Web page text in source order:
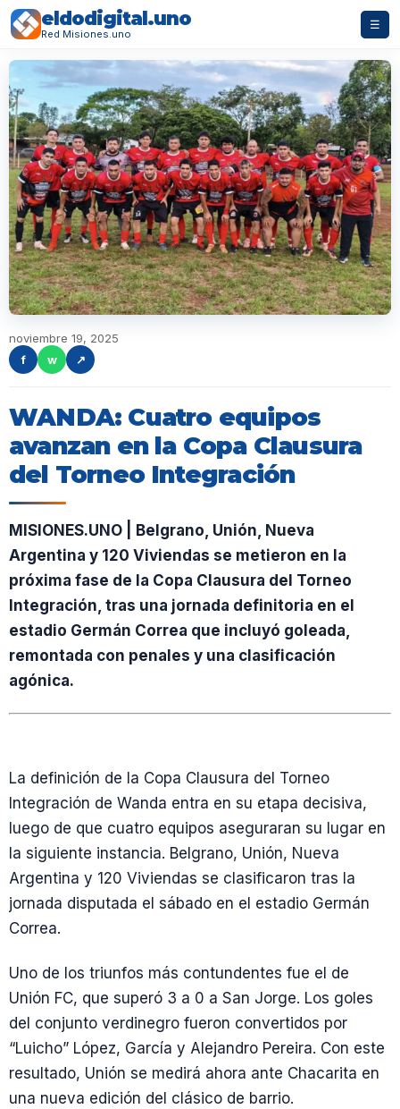
eldodigital.uno
Red Misiones.uno
☰
noviembre 19, 2025
f
w ↗
WANDA: Cuatro equipos
avanzan en la Copa Clausura
del Torneo Integración
MISIONES.UNO | Belgrano, Unión, Nueva
Argentina y 120 Viviendas se metieron en la
próxima fase de la Copa Clausura del Torneo
Integración, tras una jornada definitoria en el
estadio Germán Correa que incluyó goleada,
remontada con penales y una clasificación
agónica.
La definición de la Copa Clausura del Torneo
Integración de Wanda entra en su etapa decisiva,
luego de que cuatro equipos aseguraran su lugar en
la siguiente instancia. Belgrano, Unión, Nueva
Argentina y 120 Viviendas se clasificaron tras la
jornada disputada el sábado en el estadio Germán
Correa.
Uno de los triunfos más contundentes fue el de
Unión FC, que superó 3 a 0 a San Jorge. Los goles
del conjunto verdinegro fueron convertidos por
“Luicho” López, García y Alejandro Pereira. Con este
resultado, Unión se medirá ahora ante Chacarita en
una nueva edición del clásico de barrio.